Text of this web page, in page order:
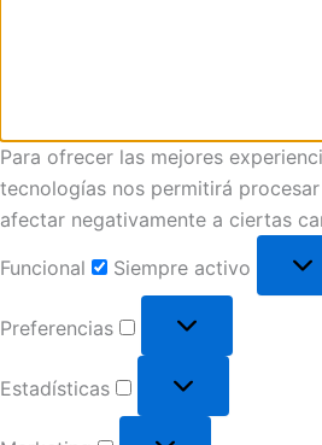
Para ofrecer las mejores
tecnologías nos permitirá
afectar negativamente a ciertas
Funcional
Siempre activo
Preferencias
Estadísticas